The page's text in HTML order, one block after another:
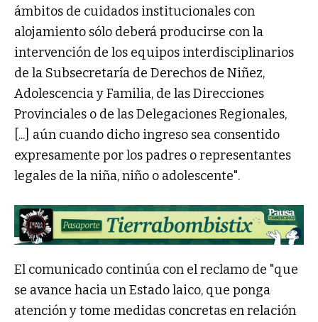
ámbitos de cuidados institucionales con
alojamiento sólo deberá producirse con la
intervención de los equipos interdisciplinarios
de la Subsecretaría de Derechos de Niñez,
Adolescencia y Familia, de las Direcciones
Provinciales o de las Delegaciones Regionales,
[...] aún cuando dicho ingreso sea consentido
expresamente por los padres o representantes
legales de la niña, niño o adolescente".
El comunicado continúa con el reclamo de "que
se avance hacia un Estado laico, que ponga
atención y tome medidas concretas en relación